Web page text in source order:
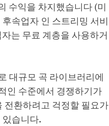
수익을 차지했습니다 (미
속업자 인 스트리밍 서비
는 무료 계층을 사용하거
대규모 곡 라이브러리에
인 수준에서 경쟁하기가
전환하려고 걱정할 필요가
습니다.